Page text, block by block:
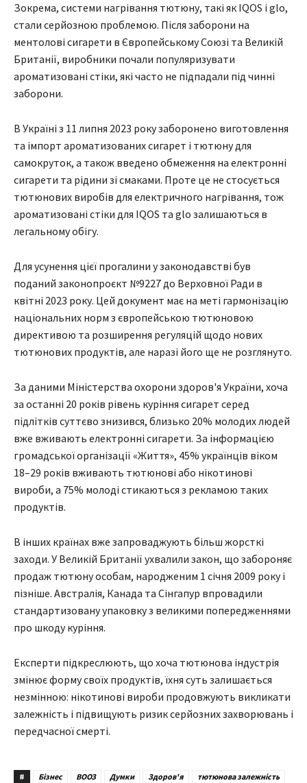
Зокрема, системи нагрівання тютюну, такі як IQOS і glo,
стали серйозною проблемою. Після заборони на
ментолові сигарети в Європейському Союзі та Великій
Британії, виробники почали популяризувати
ароматизовані стіки, які часто не підпадали під чинні
заборони.
В Україні з 11 липня 2023 року заборонено виготовлення
та імпорт ароматизованих сигарет і тютюну для
самокруток, а також введено обмеження на електронні
сигарети та рідини зі смаками. Проте це не стосується
тютюнових виробів для електричного нагрівання, тож
ароматизовані стіки для IQOS та glo залишаються в
легальному обігу.
Для усунення цієї прогалини у законодавстві був
поданий законопроєкт №9227 до Верховної Ради в
квітні 2023 року. Цей документ має на меті гармонізацію
національних норм з європейською тютюновою
директивою та розширення регуляцій щодо нових
тютюнових продуктів, але наразі його ще не розглянуто.
За даними Міністерства охорони здоров'я України, хоча
за останні 20 років рівень куріння сигарет серед
підлітків суттєво знизився, близько 20% молодих людей
вже вживають електронні сигарети. За інформацією
громадської організації «Життя», 45% українців віком
18–29 років вживають тютюнові або нікотинові
вироби, а 75% молоді стикаються з рекламою таких
продуктів.
В інших країнах вже запроваджують більш жорсткі
заходи. У Великій Британії ухвалили закон, що забороняє
продаж тютюну особам, народженим 1 січня 2009 року і
пізніше. Австралія, Канада та Сінгапур впровадили
стандартизовану упаковку з великими попередженнями
про шкоду куріння.
Експерти підкреслюють, що хоча тютюнова індустрія
змінює форму своїх продуктів, їхня суть залишається
незмінною: нікотинові вироби продовжують викликати
залежність і підвищують ризик серйозних захворювань і
передчасної смерті.
# Бізнес ВООЗ Думки Здоров'я тютюнова залежність